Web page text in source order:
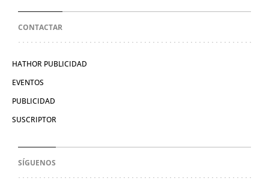
CONTACTAR
HATHOR PUBLICIDAD
EVENTOS
PUBLICIDAD
SUSCRIPTOR
SÍGUENOS